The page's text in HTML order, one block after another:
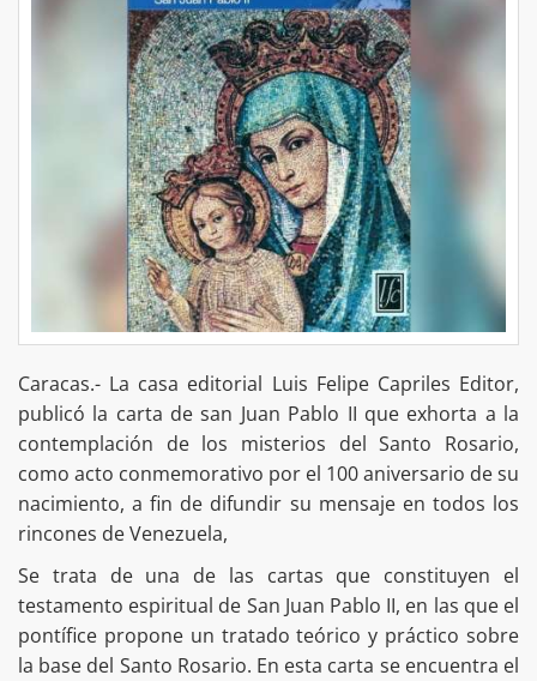
Caracas.- La casa editorial Luis Felipe Capriles Editor,
publicó la carta de san Juan Pablo II que exhorta a la
contemplación de los misterios del Santo Rosario,
como acto conmemorativo por el 100 aniversario de su
nacimiento, a fin de difundir su mensaje en todos los
rincones de Venezuela,
Se trata de una de las cartas que constituyen el
testamento espiritual de San Juan Pablo II, en las que el
pontífice propone un tratado teórico y práctico sobre
la base del Santo Rosario. En esta carta se encuentra el